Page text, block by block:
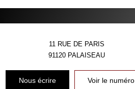
11 RUE DE PARIS
91120 PALAISEAU
Nous écrire Voir le numéro